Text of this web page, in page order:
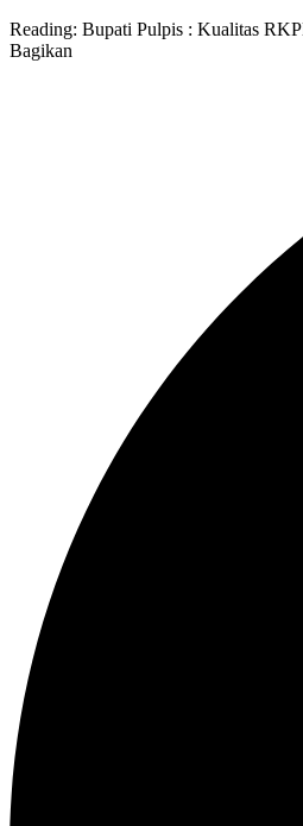
Reading: Bupati Pulpis : Kualitas
Bagikan